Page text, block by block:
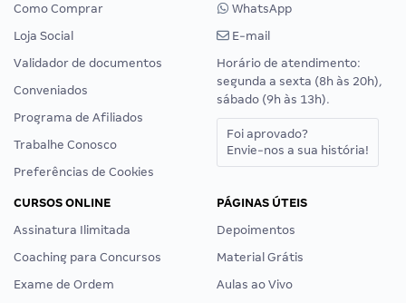
Como Comprar
Loja Social
Validador de documentos
Conveniados
Programa de Afiliados
Trabalhe Conosco
Preferências de Cookies
WhatsApp
E-mail
Horário de atendimento:
segunda a sexta (8h às 20h),
sábado (9h às 13h).
Foi aprovado?
Envie-nos a sua história!
CURSOS ONLINE
Assinatura Ilimitada
Coaching para Concursos
Exame de Ordem
PÁGINAS ÚTEIS
Depoimentos
Material Grátis
Aulas ao Vivo